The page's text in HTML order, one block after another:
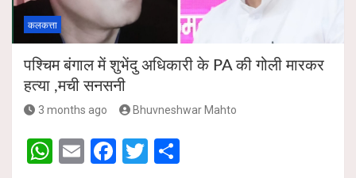
कलकत्ता
पश्चिम बंगाल में शुभेंदु अधिकारी के PA की गोली मारकर
हत्या ,मची सनसनी
3 months ago Bhuvneshwar Mahto
W E
F
T